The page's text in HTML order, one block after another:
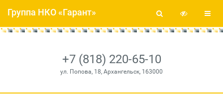
+7 (818) 220-65-10
ул. Попова, 18, Архангельск, 163000
Группа НКО «Гарант»